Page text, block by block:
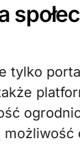
tylko